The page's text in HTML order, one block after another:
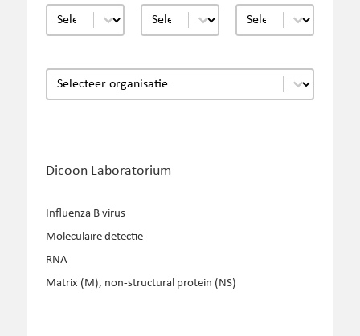
detectie_van
Select content micro-organisme
Select content techniek
Select content
organisatie
Select content
Dicoon Laboratorium
Influenza B virus
Moleculaire detectie
RNA
Matrix (M), non-structural protein (NS)